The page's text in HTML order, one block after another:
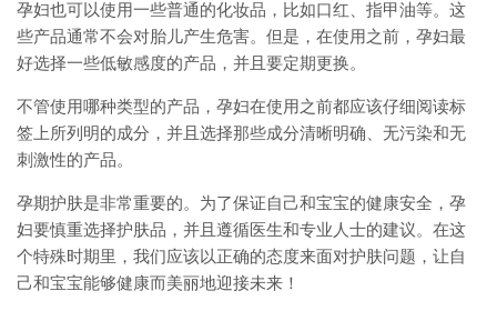
孕妇也可以使用一些普通的化妆品，比如口红、指甲油等。这
些产品通常不会对胎儿产生危害。但是，在使用之前，孕妇最
好选择一些低敏感度的产品，并且要定期更换。
不管使用哪种类型的产品，孕妇在使用之前都应该仔细阅读标
签上所列明的成分，并且选择那些成分清晰明确、无污染和无
刺激性的产品。
孕期护肤是非常重要的。为了保证自己和宝宝的健康安全，孕
妇要慎重选择护肤品，并且遵循医生和专业人士的建议。在这
个特殊时期里，我们应该以正确的态度来面对护肤问题，让自
己和宝宝能够健康而美丽地迎接未来！